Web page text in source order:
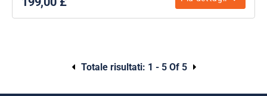
Totale risultati: 1 - 5 Of 5